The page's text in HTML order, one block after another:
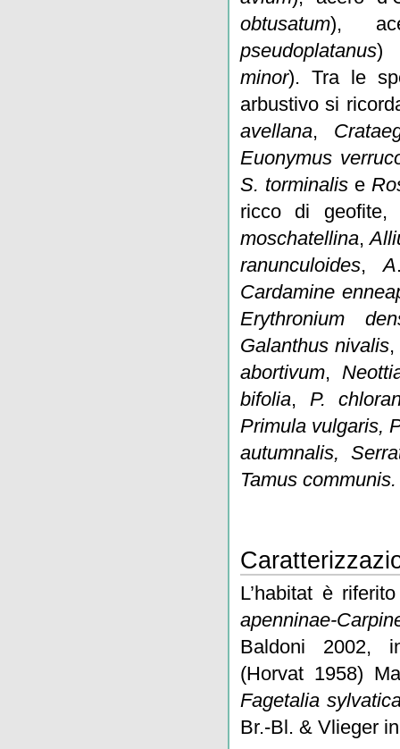
obtusatum),
pseudoplatanus)
minor). Tra le
arbustivo si
avellana,
Euonymus
S. torminalis e
ricco di
moschatellina,
ranunculoides,A
Cardamine
Erythronium
Galanthus nivalis
abortivum,
bifolia, P.
Primula vulgaris,
autumnalis,
Tamus communis.
L’habitat è
apenninae-
Baldoni 2002,
(Horvat 1958)
Fagetalia
Br.-Bl. & Vlieger